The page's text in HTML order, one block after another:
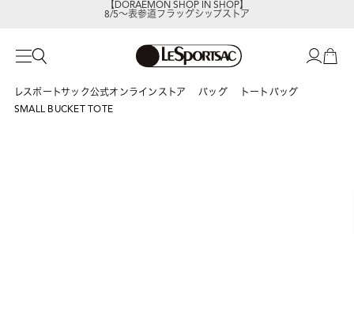
8/5～表参道フラッグシップストア
レスポートサック公式オンラインストア バッグ
トートバッグ
SMALL BUCKET TOTE